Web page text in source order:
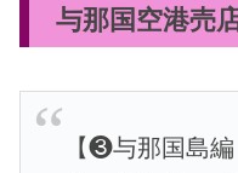
与那国空港売
【❸与那国島